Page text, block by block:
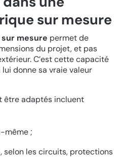
sur mesure
mesure permet de
du projet, et pas
C’est cette capacité
donne sa vraie valeur
être adaptés incluent
même ;
, selon les circuits, protections